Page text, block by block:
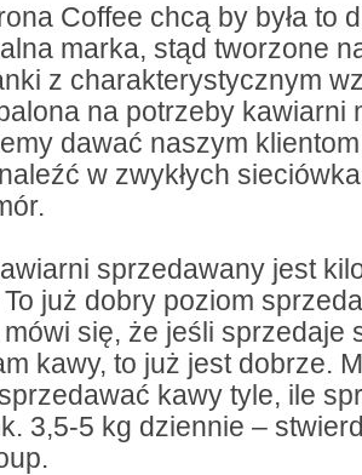
Coffee chcą by była to
marka, stąd tworzone
z charakterystycznym
na potrzeby kawiarni
dawać naszym
w zwykłych
sprzedawany jest
już dobry poziom
się, że jeśli sprzedaje
kawy, to już jest dobrze.
kawy tyle, ile
3,5-5 kg dziennie –